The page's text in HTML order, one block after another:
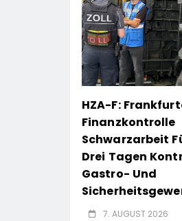
HZA-F:
Finanzkontrolle
Schwarzarbeit
Drei Tagen
Gastro- Und
7. AUGUST 2026